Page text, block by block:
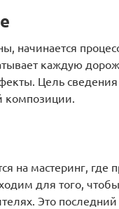
начинается
каждую
Цель
композиции.
на мастеринг, где
для того,
Это